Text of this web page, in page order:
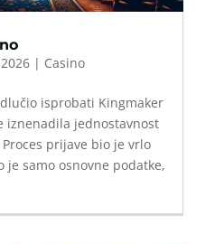
| Casino
isprobati Kingmaker
iznenadila jednostavnost
prijave bio je vrlo
samo osnovne podatke,